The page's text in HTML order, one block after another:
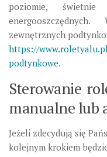
poziomie,
zewnętrznych
https://
podtynkowe.
Sterowanie
manualne lub
Jeżeli zdecydują się
kolejnym krokiem